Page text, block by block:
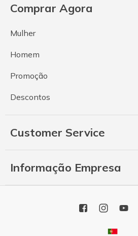
Comprar Agora
Mulher
Homem
Promoção
Descontos
Customer Service
Informação Empresa